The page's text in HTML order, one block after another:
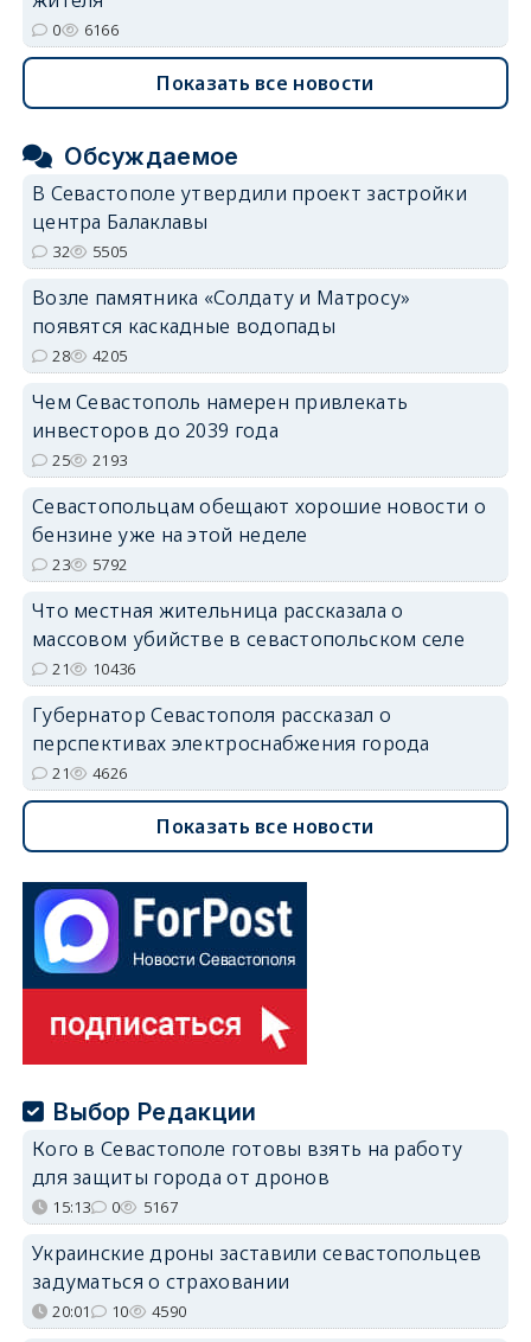
0 6166
Показать все новости
Обсуждаемое
В Севастополе утвердили проект застройки
центра Балаклавы
32 5505
Возле памятника «Солдату и Матросу»
появятся каскадные водопады
28 4205
Чем Севастополь намерен привлекать
инвесторов до 2039 года
25 2193
Севастопольцам обещают хорошие новости о
бензине уже на этой неделе
23 5792
Что местная жительница рассказала о
массовом убийстве в севастопольском селе
21 10436
Губернатор Севастополя рассказал о
перспективах электроснабжения города
21 4626
Показать все новости
Выбор Редакции
Кого в Севастополе готовы взять на работу
для защиты города от дронов
15:13 0 5167
Украинские дроны заставили севастопольцев
задуматься о страховании
20:01 10 4590